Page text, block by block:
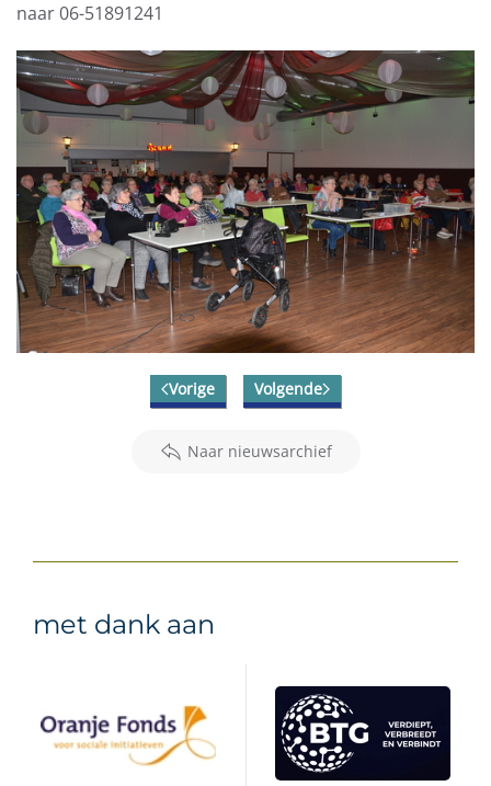
naar 06-51891241
Vorige Volgende
Naar nieuwsarchief
met dank aan